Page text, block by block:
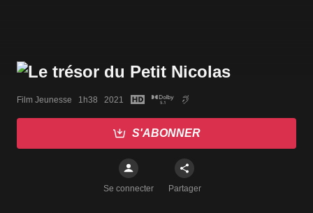
Film Jeunesse   1h38   2021
S'ABONNER
Se connecter Partager